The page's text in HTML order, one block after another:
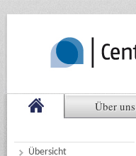
Über uns
Übersicht